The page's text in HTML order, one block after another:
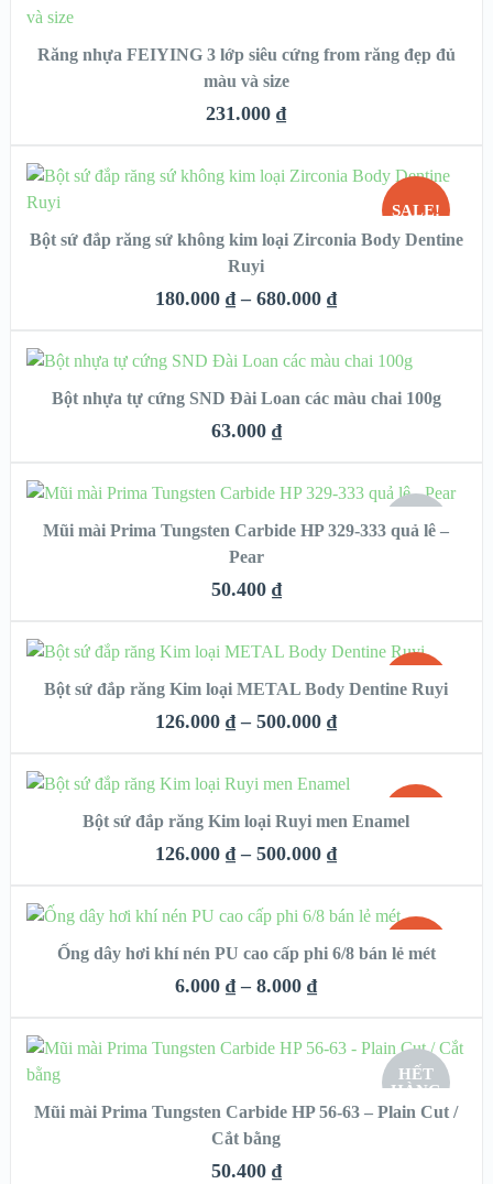
QUICK LOOK
VIEW DETAILS
Răng nhựa FEIYING 3 lớp siêu cứng from răng đẹp đủ
màu và size
231.000₫
SALE!
QUICK LOOK
VIEW DETAILS
Bột sứ đắp răng sứ không kim loại Zirconia Body Dentine
Ruyi
180.000₫ – 680.000₫
QUICK LOOK
CHỌN
Bột nhựa tự cứng SND Đài Loan các màu chai 100g
63.000 ₫
HẾT
HÀNG
QUICK LOOK
CHỌN
Mũi mài Prima Tungsten Carbide HP 329-333 quả lê –
Pear
50.400 ₫
SALE!
QUICK LOOK
CHỌN
Bột sứ đắp răng Kim loại METAL Body Dentine Ruyi
126.000₫ – 500.000₫
SALE!
HÀNG
QUICK LOOK
CHỌN
Bột sứ đắp răng Kim loại Ruyi men Enamel
126.000₫ – 500.000₫
SALE!
QUICK LOOK
CHỌN
Ống dây hơi khí nén PU cao cấp phi 6/8 bán lẻ mét
6.000₫ – 8.000₫
HẾT
HÀNG
QUICK LOOK
VIEW DETAILS
Mũi mài Prima Tungsten Carbide HP 56-63 – Plain Cut /
Cắt bằng
50.400 ₫